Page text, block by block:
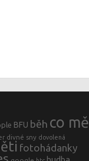
BFU běh co mě
divné sny dovolená
fotohádanky